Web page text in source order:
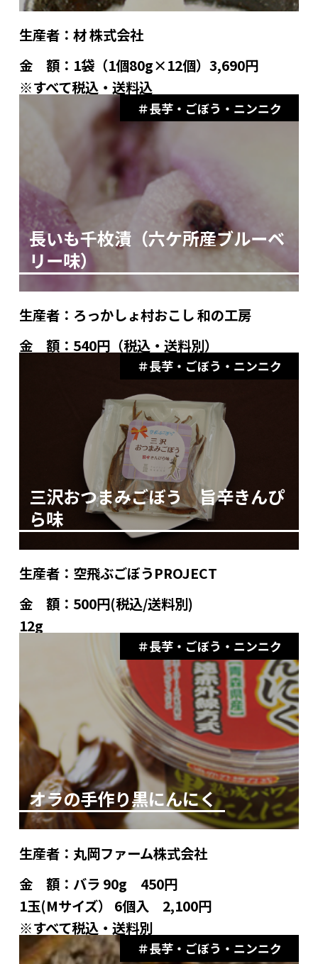
生産者： 材 株式会社
金 額： 1袋（1個80g×12個）3,690円
※すべて税込・送料込
長芋・ごぼう・ニンニク
長いも千枚漬（六ケ所産ブルーベ
リー味）
生産者： ろっかしょ村おこし 和の工房
金 額： 540円（税込・送料別）
長芋・ごぼう・ニンニク
三沢おつまみごぼう 旨辛きんぴ
ら味
生産者： 空飛ぶごぼうPROJECT
金 額： 500円(税込/送料別)
12g
長芋・ごぼう・ニンニク
オラの手作り黒にんにく
生産者： 丸岡ファーム株式会社
金 額： バラ 90g 450円
1玉(Мサイズ） 6個入 2,100円
※すべて税込・送料別
長芋・ごぼう・ニンニク